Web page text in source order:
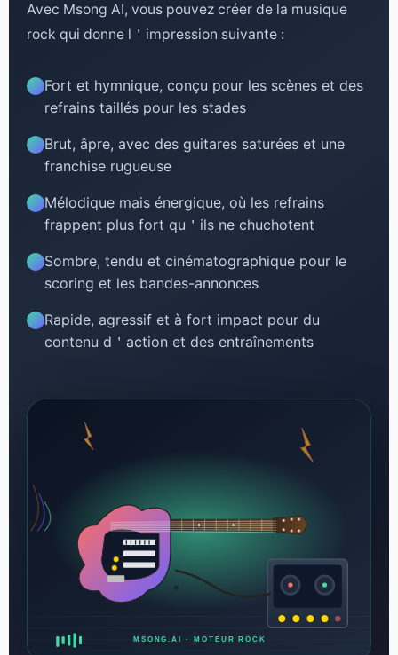
Avec Msong AI, vous pouvez créer de la musique
rock qui donne l＇impression suivante :
Fort et hymnique, conçu pour les scènes et des
refrains taillés pour les stades
Brut, âpre, avec des guitares saturées et une
franchise rugueuse
Mélodique mais énergique, où les refrains
frappent plus fort qu＇ils ne chuchotent
Sombre, tendu et cinématographique pour le
scoring et les bandes-annonces
Rapide, agressif et à fort impact pour du
contenu d＇action et des entraînements
MSONG.AI · MOTEUR ROCK